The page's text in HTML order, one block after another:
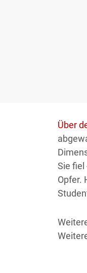
Über
Sie fiel
Opfer.